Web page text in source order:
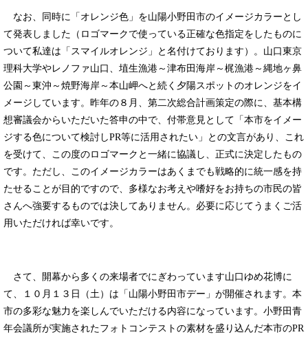
なお、同時に「オレンジ色」を山陽小野田市のイメージカラーとし
て発表しました（ロゴマークで使っている正確な色指定をしたものに
ついて私達は「スマイルオレンジ」と名付けております）。山口東京
理科大学やレノファ山口、埴生漁港～津布田海岸～梶漁港～縄地ヶ鼻
公園～東沖～焼野海岸～本山岬へと続く夕陽スポットのオレンジをイ
メージしています。昨年の８月、第二次総合計画策定の際に、基本構
想審議会からいただいた答申の中で、付帯意見として「本市をイメー
ジする色について検討しPR等に活用されたい」との文言があり、これ
を受けて、この度のロゴマークと一緒に協議し、正式に決定したもの
です。ただし、このイメージカラーはあくまでも戦略的に統一感を持
たせることが目的ですので、多様なお考えや嗜好をお持ちの市民の皆
さんへ強要するものでは決してありません。必要に応じてうまくご活
用いただければ幸いです。
さて、開幕から多くの来場者でにぎわっています山口ゆめ花博に
て、１０月１３日（土）は「山陽小野田市デー」が開催されます。本
市の多彩な魅力を楽しんでいただける内容になっています。小野田青
年会議所が実施されたフォトコンテストの素材を盛り込んだ本市のPR